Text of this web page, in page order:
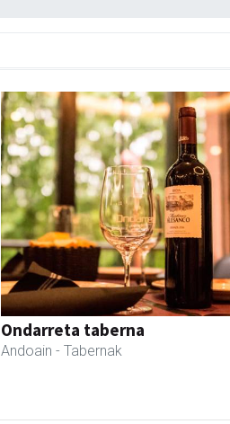
Ondarreta taberna
Andoain - Tabernak